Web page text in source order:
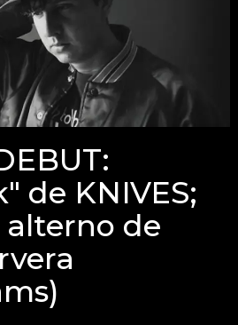
de KNIVES;
de